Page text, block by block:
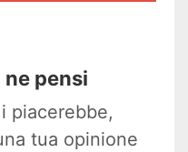
ne pensi
piacerebbe,
tua opinione